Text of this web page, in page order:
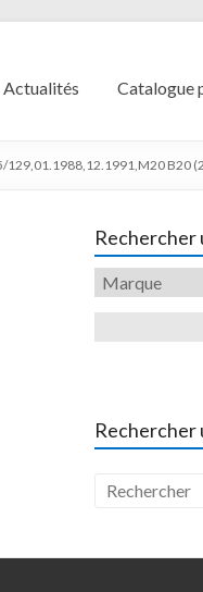
Actualités Catalogue
129,01.1988,12.1991,M20 B20
Rechercher
Rechercher